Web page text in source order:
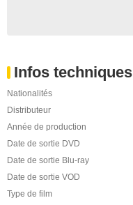
Infos techniques
Nationalités
Distributeur
Année de production
Date de sortie DVD
Date de sortie Blu-ray
Date de sortie VOD
Type de film